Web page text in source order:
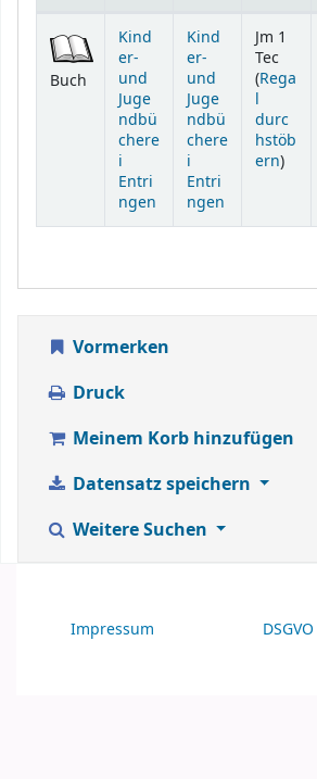
Buch
Kind
er-
und
Juge
ndbü
chere
i
Entri
ngen
Kind
er-
und
Juge
ndbü
chere
i
Entri
ngen
Jm 1
Tec
(Rega
l
durc
hstöb
ern)
Vormerken
Druck
Meinem Korb hinzufügen
Datensatz speichern
Weitere Suchen
Impressum DSGVO